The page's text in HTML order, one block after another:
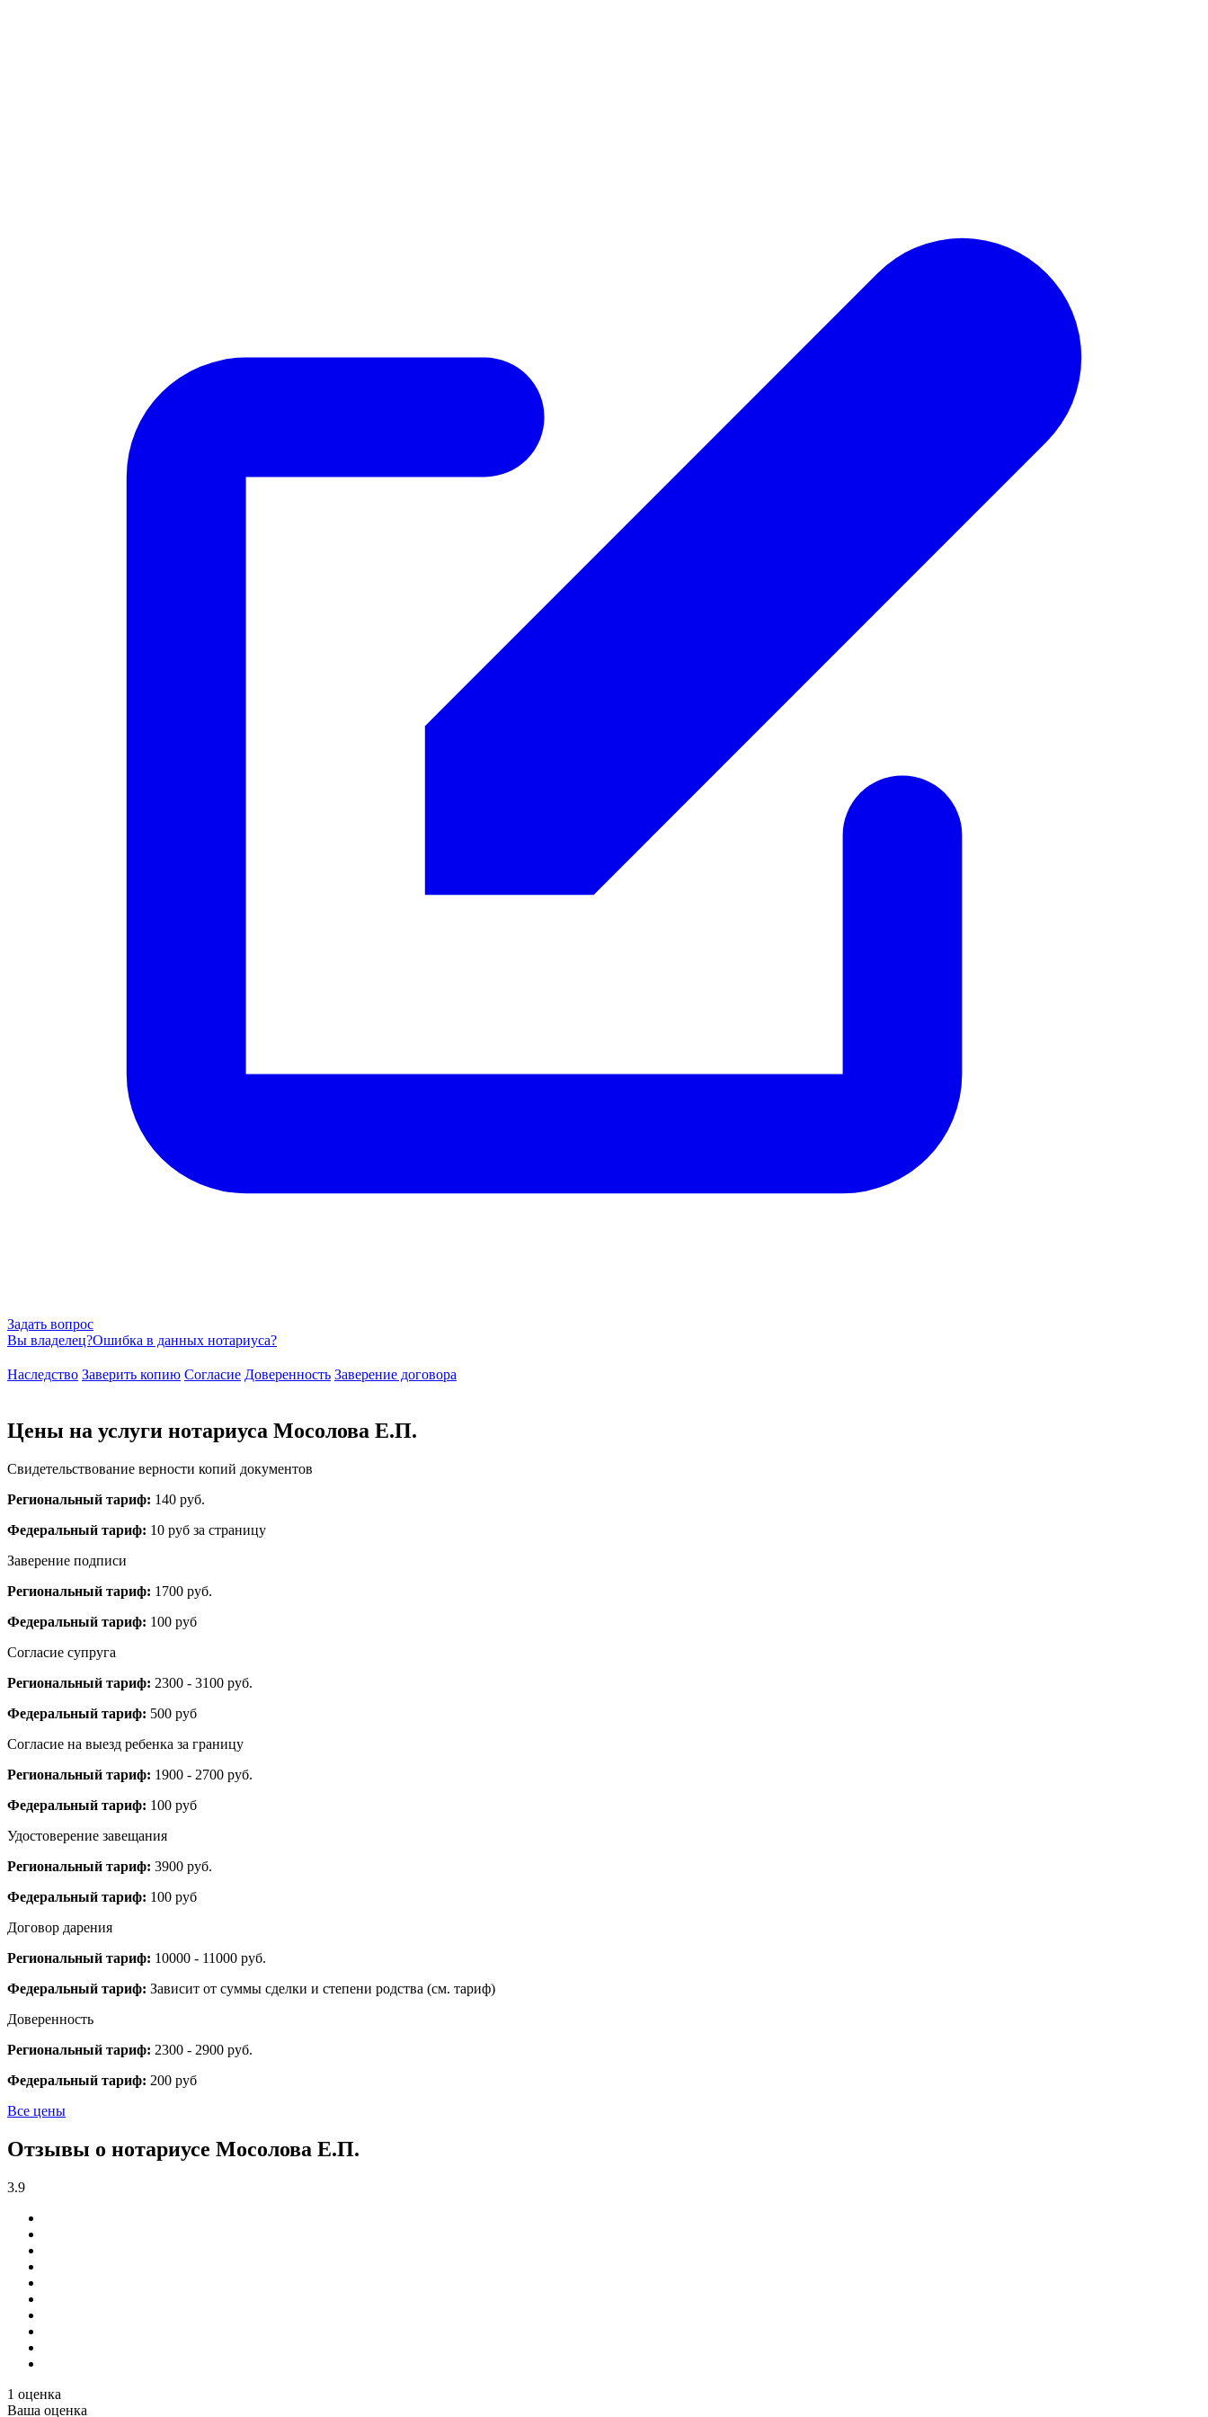
Задать вопрос
Вы владелец?Ошибка в данных нотариуса?
Наследство Заверить копию Согласие Доверенность Заверение договора
Цены на услуги нотариуса Мосолова Е.П.
Свидетельствование верности копий документов
Региональный тариф: 140 руб.
Федеральный тариф: 10 руб за страницу
Заверение подписи
Региональный тариф: 1700 руб.
Федеральный тариф: 100 руб
Согласие супруга
Региональный тариф: 2300 - 3100 руб.
Федеральный тариф: 500 руб
Согласие на выезд ребенка за границу
Региональный тариф: 1900 - 2700 руб.
Федеральный тариф: 100 руб
Удостоверение завещания
Региональный тариф: 3900 руб.
Федеральный тариф: 100 руб
Договор дарения
Региональный тариф: 10000 - 11000 руб.
Федеральный тариф: Зависит от суммы сделки и степени родства (см. тариф)
Доверенность
Региональный тариф: 2300 - 2900 руб.
Федеральный тариф: 200 руб
Все цены
Отзывы о нотариусе Мосолова Е.П.
3.9
1 оценка
Ваша оценка